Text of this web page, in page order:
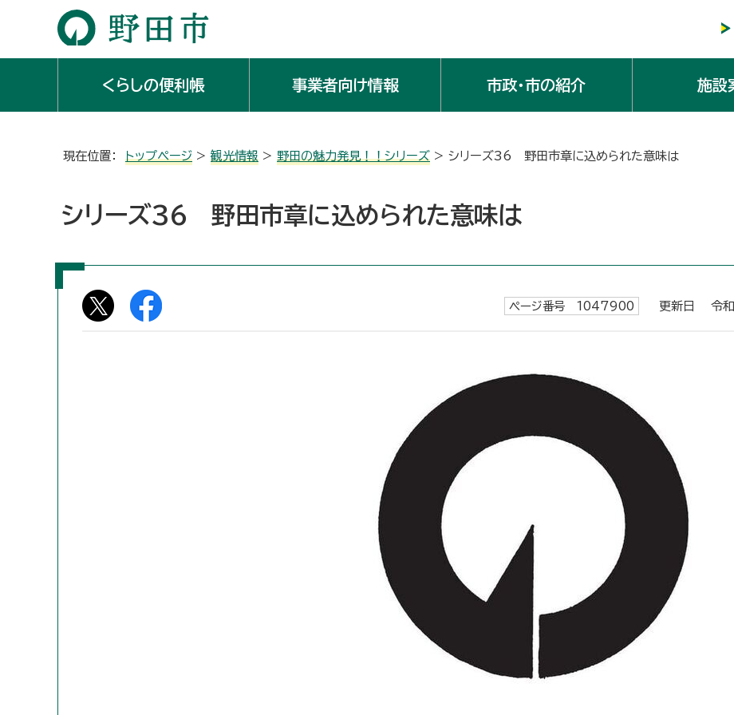
くらしの便利帳 事業者向け情報 市政・市の紹介 施設
現在位置： トップページ > 観光情報 > 野田の魅力発見！！シリーズ > シリーズ36 野田市章に込められた意味は
シリーズ36 野田市章に込められた意味は
ページ番号 1047900 更新日 令和